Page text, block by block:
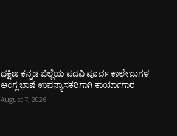
ದಕ್ಷಿಣ ಕನ್ನಡ ಜಿಲ್ಲೆಯ ಪದವಿ ಪೂರ್ವ ಕಾಲೇಜುಗಳ
ಆಂಗ್ಲ ಭಾಷೆ ಉಪನ್ಯಾಸಕರಿಗಾಗಿ ಕಾರ್ಯಾಗಾರ
August 7, 2026